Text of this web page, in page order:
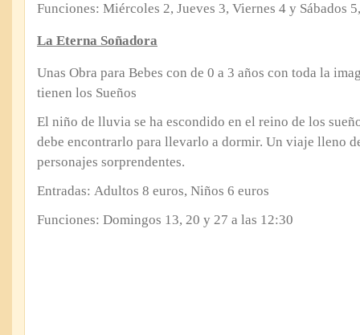
Funciones: Miércoles 2, Jueves 3, Viernes 4 y Sábados
La Eterna Soñadora
Unas Obra para Bebes con de 0 a 3 años con toda la
tienen los Sueños
El niño de lluvia se ha escondido en el reino de los
debe encontrarlo para llevarlo a dormir. Un viaje lleno
personajes sorprendentes.
Entradas: Adultos 8 euros, Niños 6 euros
Funciones: Domingos 13, 20 y 27 a las 12:30